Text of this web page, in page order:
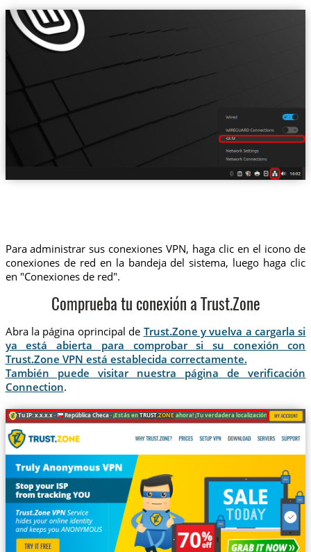
cz.tz
Para administrar sus conexiones VPN, haga clic en el icono de
conexiones de red en la bandeja del sistema, luego haga clic
en "Conexiones de red".
Comprueba tu conexión a Trust.Zone
Abra la página oprincipal de Trust.Zone y vuelva a cargarla si
ya está abierta para comprobar si su conexión con
Trust.Zone VPN está establecida correctamente.
También puede visitar nuestra página de verificación
Connection.
Tu IP: x.x.x.x · República Checa ·¡Estás enTRUST.ZONE ahora! ¡Tu verdadera localización está oculta!